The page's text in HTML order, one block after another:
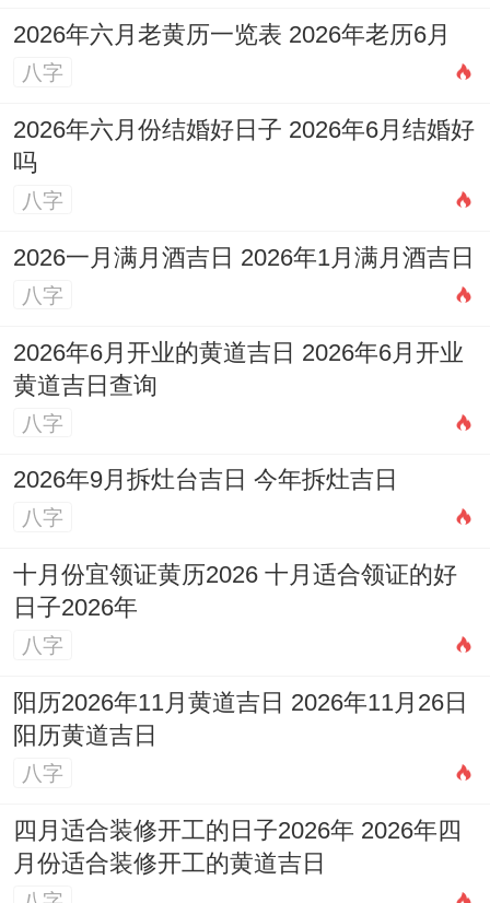
供了有特色视角~但其预测性需结合科学验
证还有文化语境。将来,说不定咱们能在传统
是幸福婚姻的起点。
2026年六月老黄历一览表 2026年老历6月
八字
2026年六月份结婚好日子 2026年6月结婚好
吗
八字
2026一月满月酒吉日 2026年1月满月酒吉日
八字
2026年6月开业的黄道吉日 2026年6月开业
黄道吉日查询
八字
2026年9月拆灶台吉日 今年拆灶吉日
八字
十月份宜领证黄历2026 十月适合领证的好
日子2026年
八字
阳历2026年11月黄道吉日 2026年11月26日
阳历黄道吉日
八字
四月适合装修开工的日子2026年 2026年四
月份适合装修开工的黄道吉日